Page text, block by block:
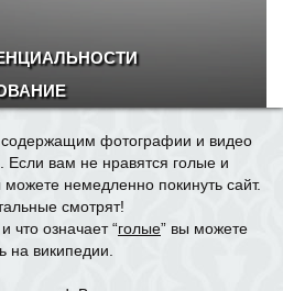
содержащим фотографии и видео
Если вам не нравятся голые и
немедленно покинуть сайт.
смотрят!
и что означает “голые” вы можете
на википедии.